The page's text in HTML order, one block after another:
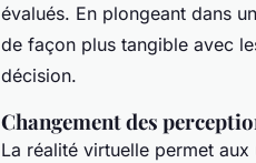
évalués. En plongeant dans
de façon plus tangible avec
décision.
Changement des
La réalité virtuelle permet